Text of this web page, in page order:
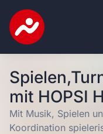
mit HOPSI
Mit Musik, Spielen
Koordination